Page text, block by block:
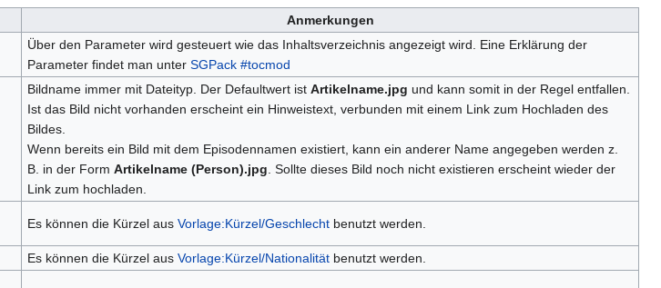
Anmerkungen
Über den Parameter wird gesteuert wie das Inhaltsverzeichnis angezeigt wird. Eine Erklärung der
Parameter findet man unter SGPack #tocmod
Bildname immer mit Dateityp. Der Defaultwert ist Artikelname.jpg und kann somit in der Regel entfallen.
Ist das Bild nicht vorhanden erscheint ein Hinweistext, verbunden mit einem Link zum Hochladen des
Bildes.
Wenn bereits ein Bild mit dem Episodennamen existiert, kann ein anderer Name angegeben werden z.
B. in der Form Artikelname (Person).jpg . Sollte dieses Bild noch nicht existieren erscheint wieder der
Link zum hochladen.
Es können die Kürzel aus Vorlage:Kürzel/Geschlechtbenutzt werden.
Es können die Kürzel aus Vorlage:Kürzel/Nationalitätbenutzt werden.